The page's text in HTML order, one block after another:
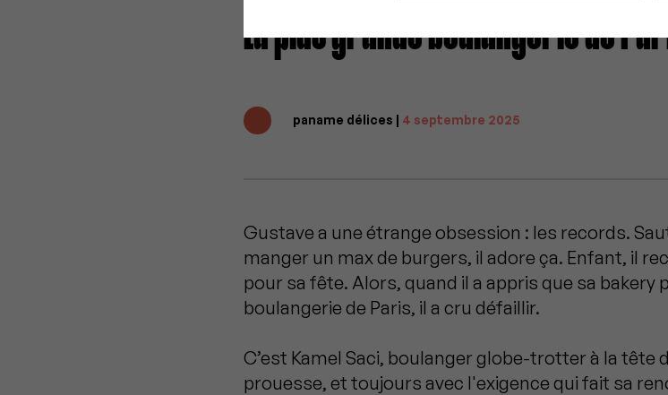
La plus grande boulangerie de
paname délices | 4 septembre 2025
Gustave a une étrange obsession : les records.
manger un max de burgers, il adore ça. Enfant, il
pour sa fête. Alors, quand il a appris que sa
boulangerie de Paris, il a cru défaillir.
C’est Kamel Saci, boulanger globe-trotter à la tête
prouesse, et toujours avec l'exigence qui fait sa